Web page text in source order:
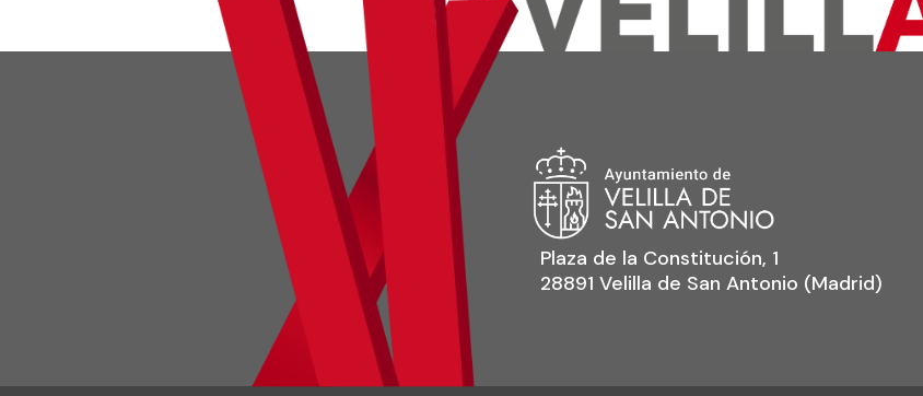
Plaza de la Constitución, 1
28891 Velilla de San Antonio (Madrid)